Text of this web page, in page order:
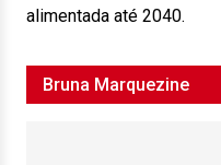
alimentada até 2040.
Bruna Marquezine